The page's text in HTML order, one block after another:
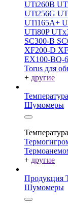
UTi260В
UTi256G
UTi165A+
UTi80P
SC300-B
XF200-D
EX100-BQ-6
Torus для
+ другие
Шумомеры
+ другие
Продукция
Шумомеры